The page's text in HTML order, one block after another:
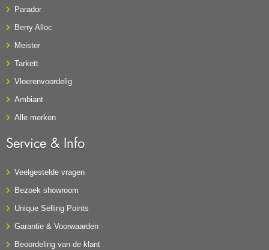
Parador
Berry Alloc
Meister
Tarkett
Vloerenvoordelig
Ambiant
Alle merken
Service & Info
Veelgestelde vragen
Bezoek showroom
Unique Selling Points
Garantie & Voorwaarden
Beoordeling van de klant